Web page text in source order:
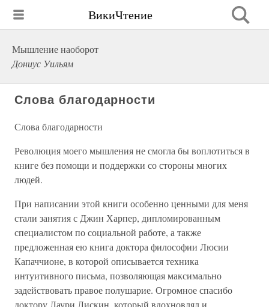
ВикиЧтение
Мышление наоборот
Дониус Уильям
Слова благодарности
Слова благодарности
Революция моего мышления не смогла бы воплотиться в
книге без помощи и поддержки со стороны многих
людей.
При написании этой книги особенно ценными для меня
стали занятия с Джин Харпер, дипломированным
специалистом по социальной работе, а также
предложенная ею книга доктора философии Люсии
Капаччионе, в которой описывается техника
интуитивного письма, позволяющая максимально
задействовать правое полушарие. Огромное спасибо
доктору Лаури Лискин, который вдохновлял и